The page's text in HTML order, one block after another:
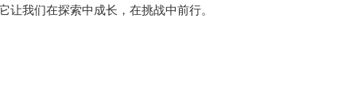
我们在探索中成长，在挑战中前行。